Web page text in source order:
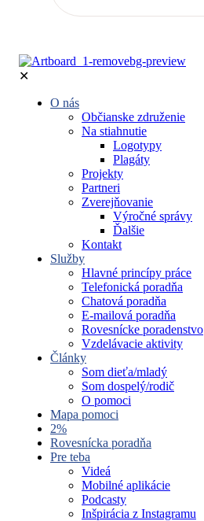
✕
O nás
Občianske združenie
Na stiahnutie
Logotypy
Plagáty
Projekty
Partneri
Zverejňovanie
Výročné správy
Ďalšie
Kontakt
Služby
Hlavné princípy práce
Telefonická poradňa
Chatová poradňa
E-mailová poradňa
Rovesnícke poradenstvo
Vzdelávacie aktivity
Články
Som dieťa/mladý
Som dospelý/rodič
O pomoci
Mapa pomoci
2%
Rovesnícka poradňa
Pre teba
Videá
Mobilné aplikácie
Podcasty
Inšpirácia z Instagramu